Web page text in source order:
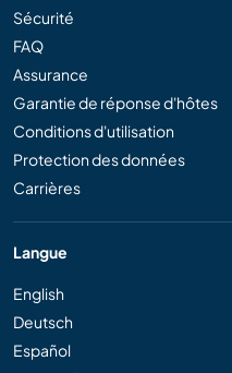
Sécurité
FAQ
Assurance
Garantie de réponse d'hôtes
Conditions d'utilisation
Protection des données
Carrières
Langue
English
Deutsch
Español